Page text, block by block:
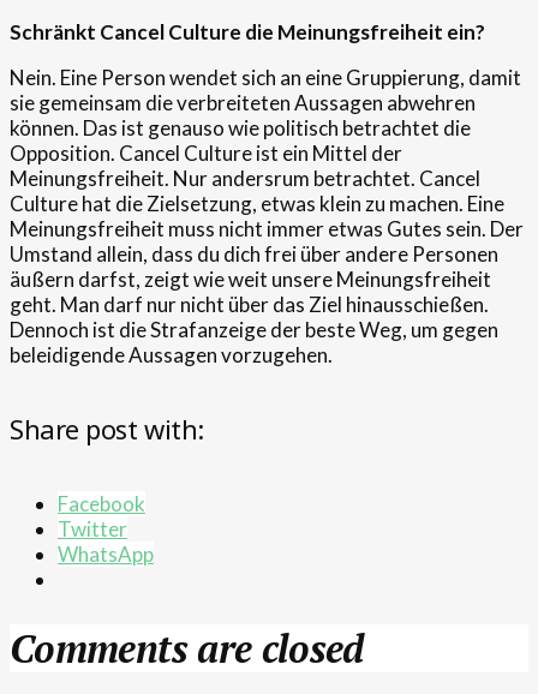
Schränkt Cancel Culture die Meinungsfreiheit ein?
Nein. Eine Person wendet sich an eine Gruppierung, damit
sie gemeinsam die verbreiteten Aussagen abwehren
können. Das ist genauso wie politisch betrachtet die
Opposition. Cancel Culture ist ein Mittel der
Meinungsfreiheit. Nur andersrum betrachtet. Cancel
Culture hat die Zielsetzung, etwas klein zu machen. Eine
Meinungsfreiheit muss nicht immer etwas Gutes sein. Der
Umstand allein, dass du dich frei über andere Personen
äußern darfst, zeigt wie weit unsere Meinungsfreiheit
geht. Man darf nur nicht über das Ziel hinausschießen.
Dennoch ist die Strafanzeige der beste Weg, um gegen
beleidigende Aussagen vorzugehen.
Share post with:
Facebook
Twitter
WhatsApp
Comments are closed